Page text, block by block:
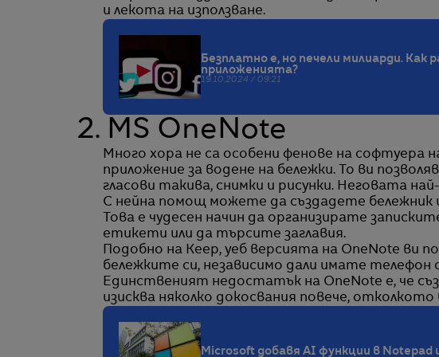
и лекота на използване.
Безплатно е, но печели милиарди. Как
приложенията?
19.10.2024 / 09:21
2. MS OneNote
Много хора не са особени фенове на софтуера
приложение за водене на бележки. То ви
гласови такива, снимки и рисунки. Неговата
С нейна помощ можете да създадете бележник
Това е чудесен начин да организирате
етикети или да търсите заглавия.
Подобно на Keep, уеб версията на OneNote ви
бележките си, независимо дали имате телефон
Единственият недостатък на OneNote е, че
изисква няколко докосвания повече,
Microsoft добавя AI функции в Notepad